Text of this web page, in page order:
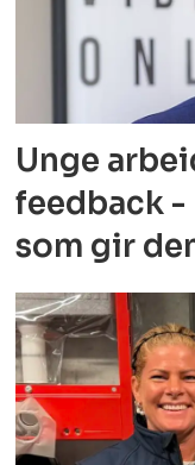
Unge
feedback -
som gir